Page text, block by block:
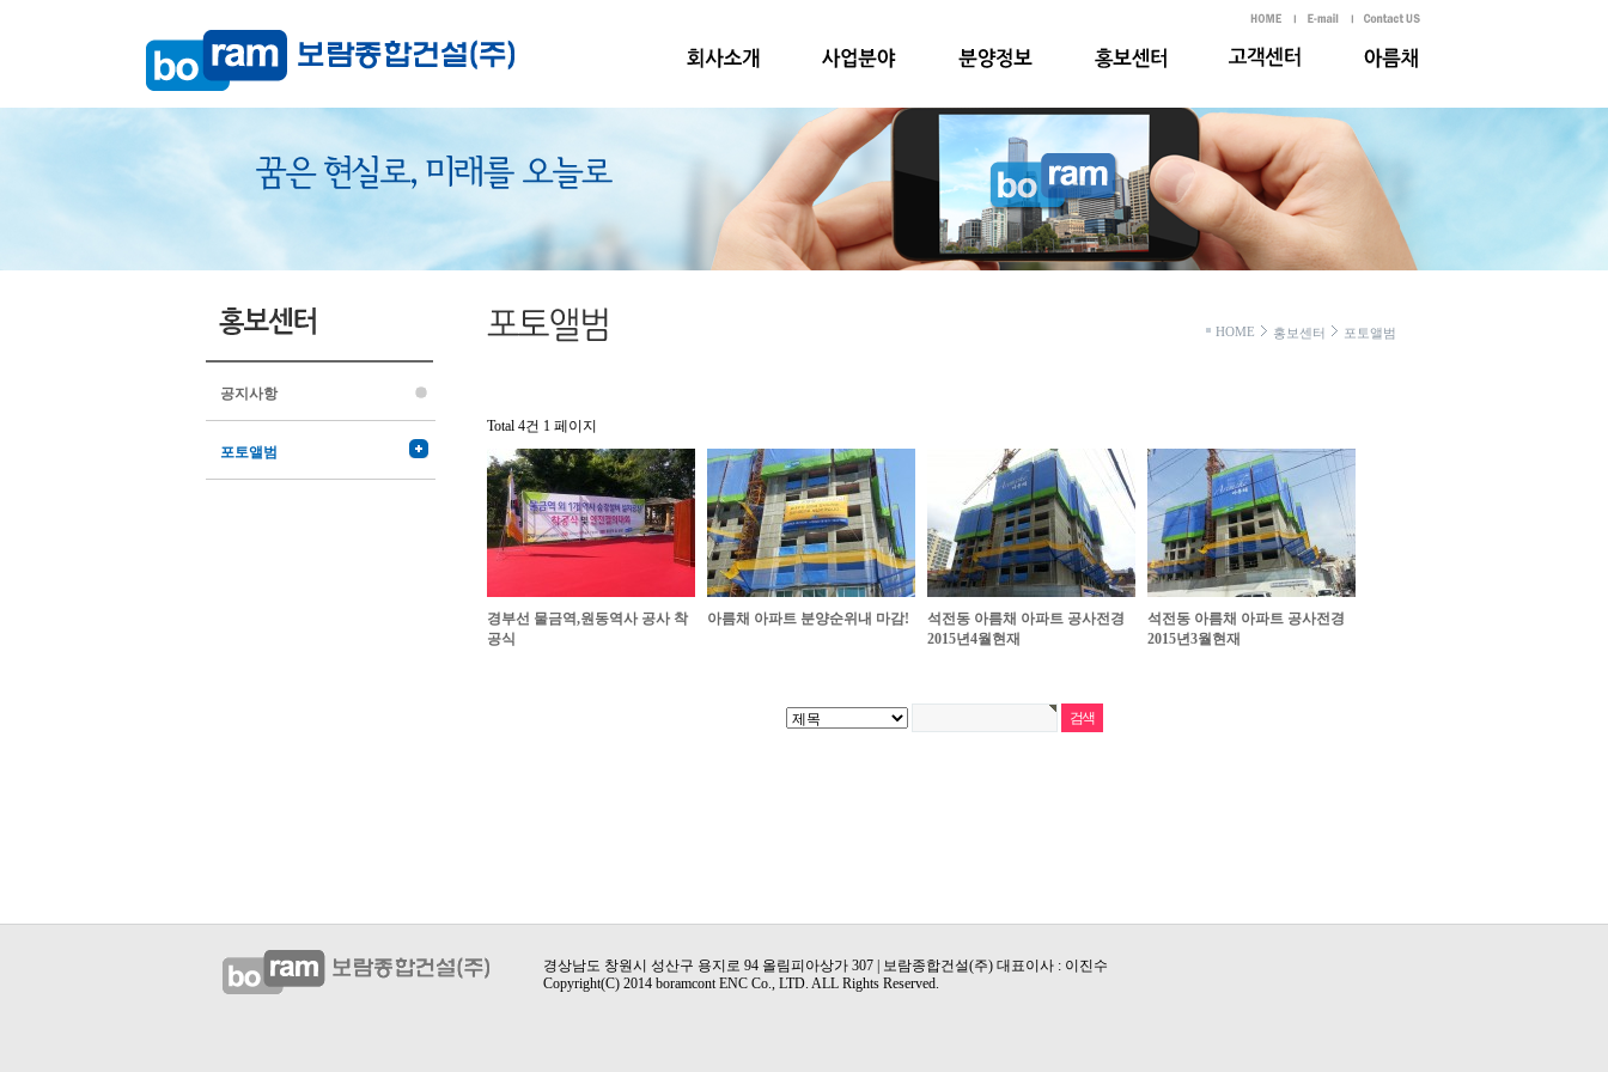
공지사항
포토앨범
HOME 홍보센터 포토앨범
Total 4건 1 페이지
경부선 물금역,원동역사 공사 착
공식
아름채 아파트 분양순위내 마감!
석전동 아름채 아파트 공사전경
2015년4월현재
석전동 아름채 아파트 공사전경
2015년3월현재
경상남도 창원시 성산구 용지로 94 올림피아상가 307 | 보람종합건설(주) 대표이사 : 이진수
Copyright(C) 2014 boramcont ENC Co., LTD. ALL Rights Reserved.